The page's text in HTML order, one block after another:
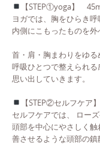
【STEP①yoga】
ヨガでは、胸をひらき呼
内側にこもったものを外
首・肩・胸まわりをゆる
呼吸ひとつで整えられる
思い出していきます。
【STEP②セルフケア
セルフケアでは、 ロー
頭部を中心にやさしく
善させるような頭部の鎮